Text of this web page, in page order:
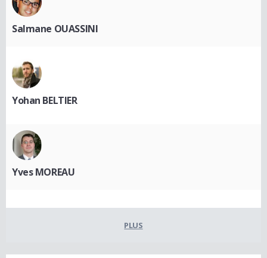
Salmane OUASSINI
Yohan BELTIER
Yves MOREAU
PLUS